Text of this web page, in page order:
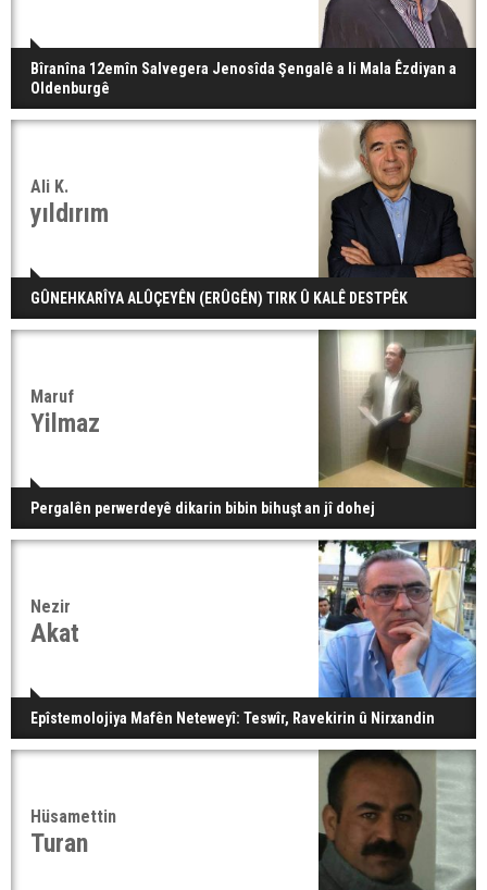
Bîranîna 12emîn Salvegera Jenosîda Şengalê a li Mala Êzdiyan a
Oldenburgê
Ali K.
yıldırım
GÛNEHKARÎYA ALÛÇEYÊN (ERÛGÊN) TIRK Û KALÊ DESTPÊK
Maruf
Yilmaz
Pergalên perwerdeyê dikarin bibin bihuşt an jî dohej
Nezir
Akat
Epîstemolojiya Mafên Neteweyî: Teswîr, Ravekirin û Nirxandin
Hüsamettin
Turan